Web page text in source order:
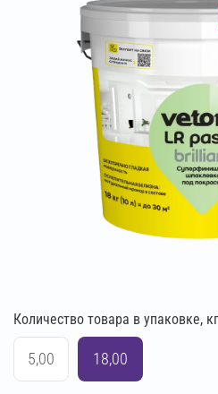
Количество товара в упаковке, кг
5,00 18,00